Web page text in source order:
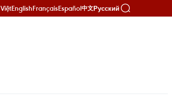
EnglishFrançaisEspañol中文Русский